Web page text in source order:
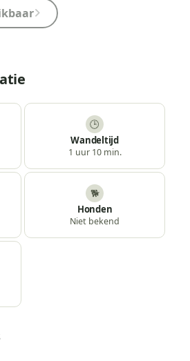
🕒
Wandeltijd
1 uur 10 min.
🐕
Honden
Niet bekend